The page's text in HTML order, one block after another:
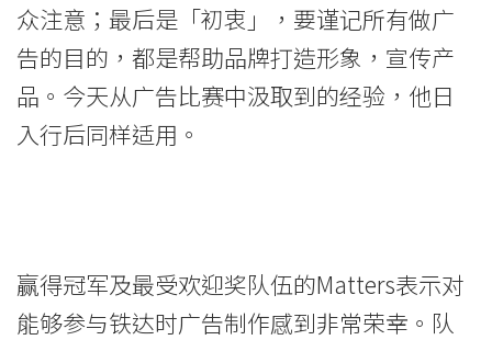
众注意；最后是「初衷」，要谨记所有做广
告的目的，都是帮助品牌打造形象，宣传产
品。今天从广告比赛中汲取到的经验，他日
入行后同样适用。
赢得冠军及最受欢迎奖队伍的Matters表示对
能够参与铁达时广告制作感到非常荣幸。队